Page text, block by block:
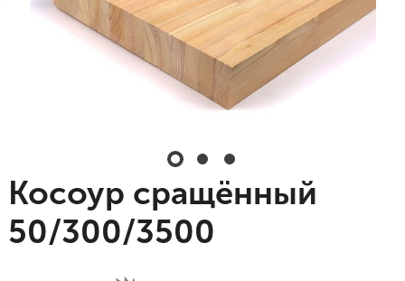
Косоур сращённый
50/300/3500